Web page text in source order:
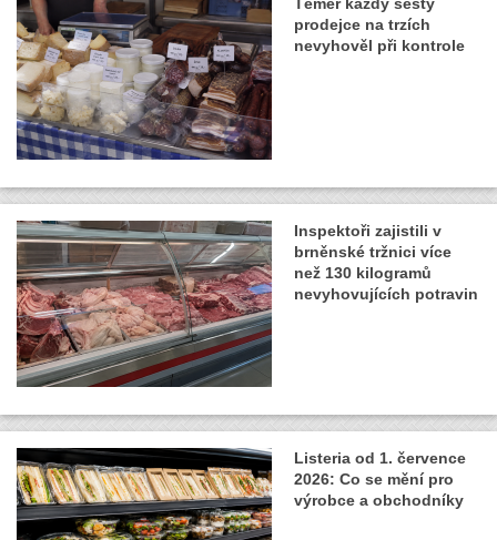
prodejce na trzích
nevyhověl při kontrole
Inspektoři zajistili v
brněnské tržnici více
než 130 kilogramů
nevyhovujících potravin
Listeria od 1. července
2026: Co se mění pro
výrobce a obchodníky